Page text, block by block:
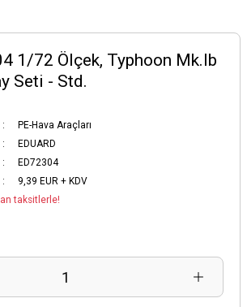
1/72 Ölçek, Typhoon Mk.Ib
Seti - Std.
PE-Hava Araçları
EDUARD
ED72304
9,39 EUR + KDV
taksitlerle!